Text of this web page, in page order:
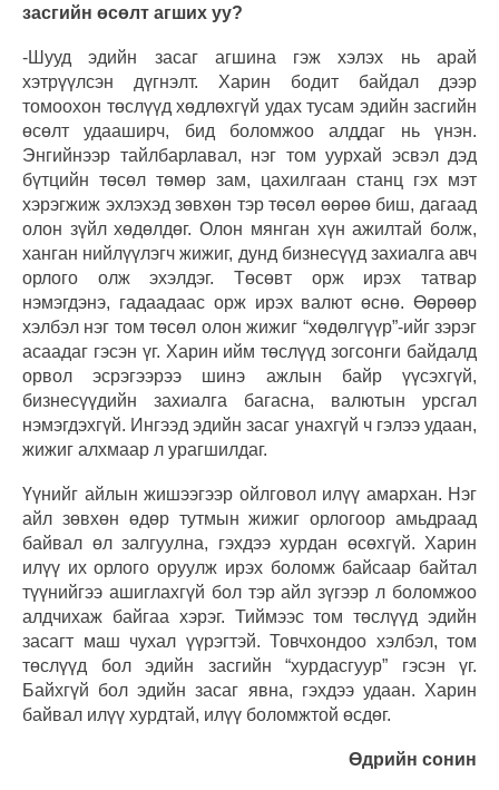
засгийн өсөлт агших уу?
-Шууд эдийн засаг агшина гэж хэлэх нь арай
хэтрүүлсэн дүгнэлт. Харин бодит байдал дээр
томоохон төслүүд хөдлөхгүй удах тусам эдийн засгийн
өсөлт удааширч, бид боломжоо алддаг нь үнэн.
Энгийнээр тайлбарлавал, нэг том уурхай эсвэл дэд
бүтцийн төсөл төмөр зам, цахилгаан станц гэх мэт
хэрэгжиж эхлэхэд зөвхөн тэр төсөл өөрөө биш, дагаад
олон зүйл хөдөлдөг. Олон мянган хүн ажилтай болж,
ханган нийлүүлэгч жижиг, дунд бизнесүүд захиалга авч
орлого олж эхэлдэг. Төсөвт орж ирэх татвар
нэмэгдэнэ, гадаадаас орж ирэх валют өснө. Өөрөөр
хэлбэл нэг том төсөл олон жижиг “хөдөлгүүр”-ийг зэрэг
асаадаг гэсэн үг. Харин ийм төслүүд зогсонги байдалд
орвол эсрэгээрээ шинэ ажлын байр үүсэхгүй,
бизнесүүдийн захиалга багасна, валютын урсгал
нэмэгдэхгүй. Ингээд эдийн засаг унахгүй ч гэлээ удаан,
жижиг алхмаар л урагшилдаг.
Үүнийг айлын жишээгээр ойлговол илүү амархан. Нэг
айл зөвхөн өдөр тутмын жижиг орлогоор амьдраад
байвал өл залгуулна, гэхдээ хурдан өсөхгүй. Харин
илүү их орлого оруулж ирэх боломж байсаар байтал
түүнийгээ ашиглахгүй бол тэр айл зүгээр л боломжоо
алдчихаж байгаа хэрэг. Тиймээс том төслүүд эдийн
засагт маш чухал үүрэгтэй. Товчхондоо хэлбэл, том
төслүүд бол эдийн засгийн “хурдасгуур” гэсэн үг.
Байхгүй бол эдийн засаг явна, гэхдээ удаан. Харин
байвал илүү хурдтай, илүү боломжтой өсдөг.
Өдрийн сонин